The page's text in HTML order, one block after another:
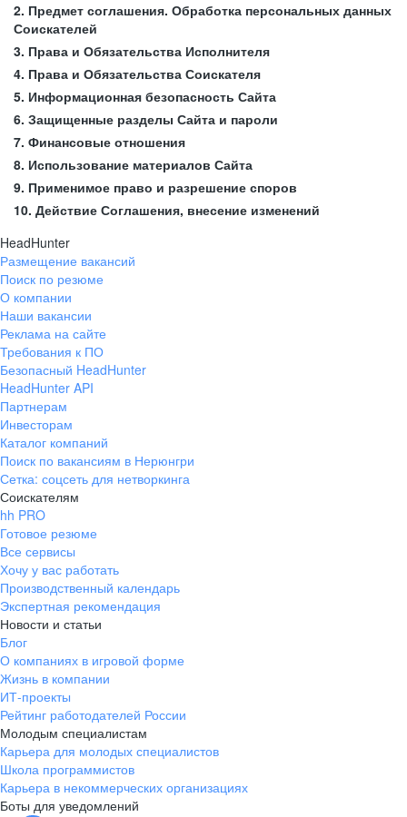
2. Предмет соглашения. Обработка персональных данных
Соискателей
3. Права и Обязательства Исполнителя
4. Права и Обязательства Соискателя
5. Информационная безопасность Сайта
6. Защищенные разделы Сайта и пароли
7. Финансовые отношения
8. Использование материалов Сайта
9. Применимое право и разрешение споров
10. Действие Соглашения, внесение изменений
HeadHunter
Размещение вакансий
Поиск по резюме
О компании
Наши вакансии
Реклама на сайте
Требования к ПО
Безопасный HeadHunter
HeadHunter API
Партнерам
Инвесторам
Каталог компаний
Поиск по вакансиям в Нерюнгри
Сетка: соцсеть для нетворкинга
Соискателям
hh PRO
Готовое резюме
Все сервисы
Хочу у вас работать
Производственный календарь
Экспертная рекомендация
Новости и статьи
Блог
О компаниях в игровой форме
Жизнь в компании
ИТ-проекты
Рейтинг работодателей России
Молодым специалистам
Карьера для молодых специалистов
Школа программистов
Карьера в некоммерческих организациях
Боты для уведомлений